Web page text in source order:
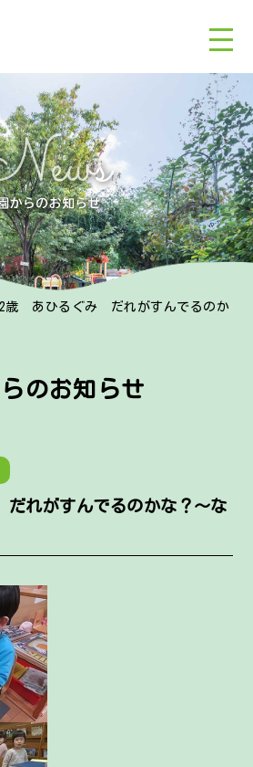
歳 あひるぐみ だれがすんでるのか
のお知らせ
れがすんでるのかな？～な